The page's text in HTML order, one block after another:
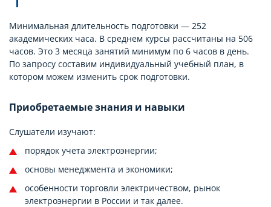
Минимальная длительность подготовки — 252
академических часа. В среднем курсы рассчитаны на 506
часов. Это 3 месяца занятий минимум по 6 часов в день.
По запросу составим индивидуальный учебный план, в
котором можем изменить срок подготовки.
Приобретаемые знания и навыки
Слушатели изучают:
порядок учета электроэнергии;
основы менеджмента и экономики;
особенности торговли электричеством, рынок
электроэнергии в России и так далее.